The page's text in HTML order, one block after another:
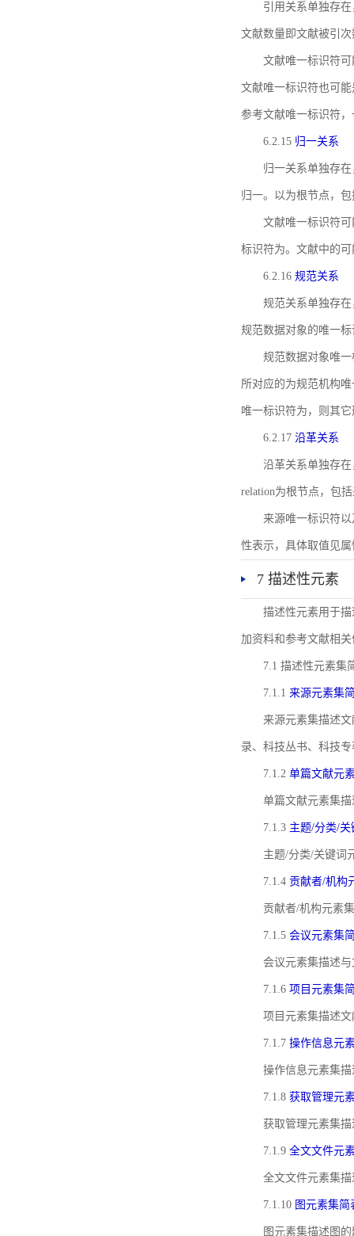
引用关系单独存
文献数量即文献被引
文献唯一标识符
文献唯一标识符也可
参考文献唯一标识符
6.2.15 归一关系
归一关系单独存
归一。以为根节点，
文献唯一标识符
标识符为。文献中的
6.2.16 规范关系
规范关系单独存
规范数据对象的唯一
规范数据对象唯一
所对应的为规范机构
唯一标识符为，则其
6.2.17 沿革关系
沿革关系单独存
relation为根节点，包
来源唯一标识符以
性表示，具体取值见属
7 描述性元素
描述性元素用于
加资料和参考文献相
7.1 描述性元素集
7.1.1 来源元素集
来源元素集描述
录、科技丛书、科技
7.1.2 单篇文献元
单篇文献元素集
7.1.3 主题/分类/
主题/分类/关键词
7.1.4 贡献者/机构
贡献者/机构元素
7.1.5 会议元素集
会议元素集描述
7.1.6 项目元素集
项目元素集描述
7.1.7 操作信息元
操作信息元素集
7.1.8 获取管理元
获取管理元素集
7.1.9 全文文件元
全文文件元素集
7.1.10 图元素集简
图元素集描述图